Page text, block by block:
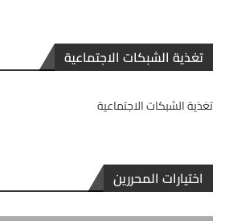
تغذية الشبكات الاجتماعية
تغذية الشبكات الاجتماعية
اختيارات المحررين